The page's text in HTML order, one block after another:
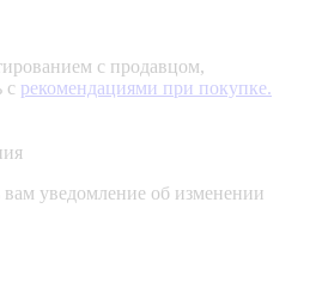
с продавцом,
с рекомендациями при покупке.
уведомление об изменении